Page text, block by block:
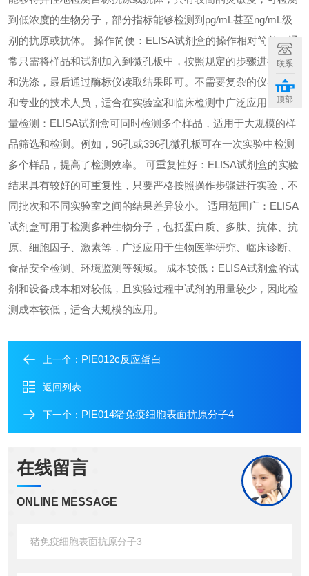
到低浓度的生物分子，部分指标能够检测到pg/mL甚至ng/mL级
别的抗原或抗体。 操作简便：ELISA试剂盒的操作相对简单，通
常只需将样品和试剂加入到微孔板中，按照规定的步骤进行孵育
和洗涤，最后通过酶标仪读取结果即可。不需要复杂的仪器设备
和专业的技术人员，适合在实验室和临床检测中广泛应用。 高通
量检测：ELISA试剂盒可同时检测多个样品，适用于大规模的样
品筛选和检测。例如，96孔或396孔微孔板可在一次实验中检测
多个样品，提高了检测效率。 可重复性好：ELISA试剂盒的实验
结果具有较好的可重复性，只要严格按照操作步骤进行实验，不
同批次和不同实验室之间的结果差异较小。 适用范围广：ELISA
试剂盒可用于检测多种生物分子，包括蛋白质、多肽、抗体、抗
原、细胞因子、激素等，广泛应用于生物医学研究、临床诊断、
食品安全检测、环境监测等领域。 成本较低：ELISA试剂盒的试
剂和设备成本相对较低，且实验过程中试剂的用量较少，因此检
测成本较低，适合大规模的应用。
上一个： PIE012c反应蛋白
返回列表
下一个： PIE014猪免疫细胞表面抗原分子4
在线留言
ONLINE MESSAGE
联系
顶部